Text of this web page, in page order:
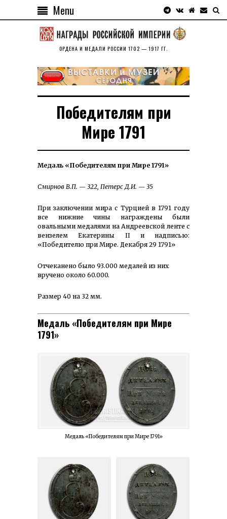
Menu
ОРДЕНА И МЕДАЛИ РОССИИ 1702 — 1917 ГГ.
Победителям при
Мире 1791
Медаль «Победителям при Мире 1791»
Смирнов В.П. — 322, Петерс Д.И. — 35
При заключении мира с Турцией в 1791 году
все нижние чины награждены были
овальными медалями на Андреевской ленте с
вензелем Екатерины II и надписью:
«Победителю при Мире. Декабря 29 1791»
Отчеканено было 93.000 медалей из них
вручено около 60.000.
Размер 40 на 32 мм.
Медаль «Победителям при Мире
1791»
Медаль «Победителям при Мире 1791»